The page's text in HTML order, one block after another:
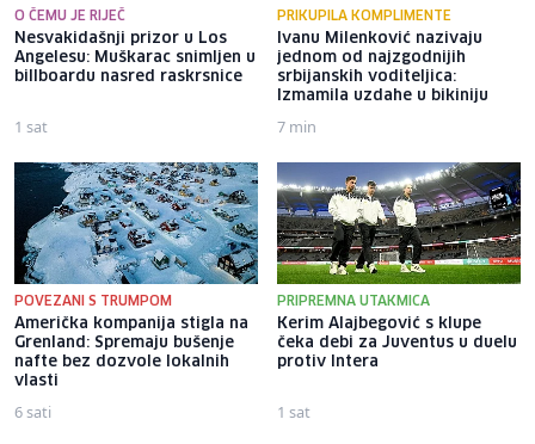
O ČEMU JE RIJEČ
Nesvakidašnji prizor u Los
Angelesu: Muškarac snimljen u
billboardu nasred raskrsnice
1 sat
PRIKUPILA KOMPLIMENTE
Ivanu Milenković nazivaju
jednom od najzgodnijih
srbijanskih voditeljica:
Izmamila uzdahe u bikiniju
7 min
POVEZANI S TRUMPOM
Američka kompanija stigla na
Grenland: Spremaju bušenje
nafte bez dozvole lokalnih
vlasti
6 sati
PRIPREMNA UTAKMICA
Kerim Alajbegović s klupe
čeka debi za Juventus u duelu
protiv Intera
1 sat